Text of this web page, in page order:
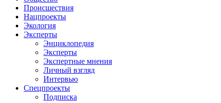
Происшествия
Нацпроекты
Экология
Эксперты
Энциклопедия
Эксперты
Экспертные мнения
Личный взгляд
Интервью
Спецпроекты
Подписка